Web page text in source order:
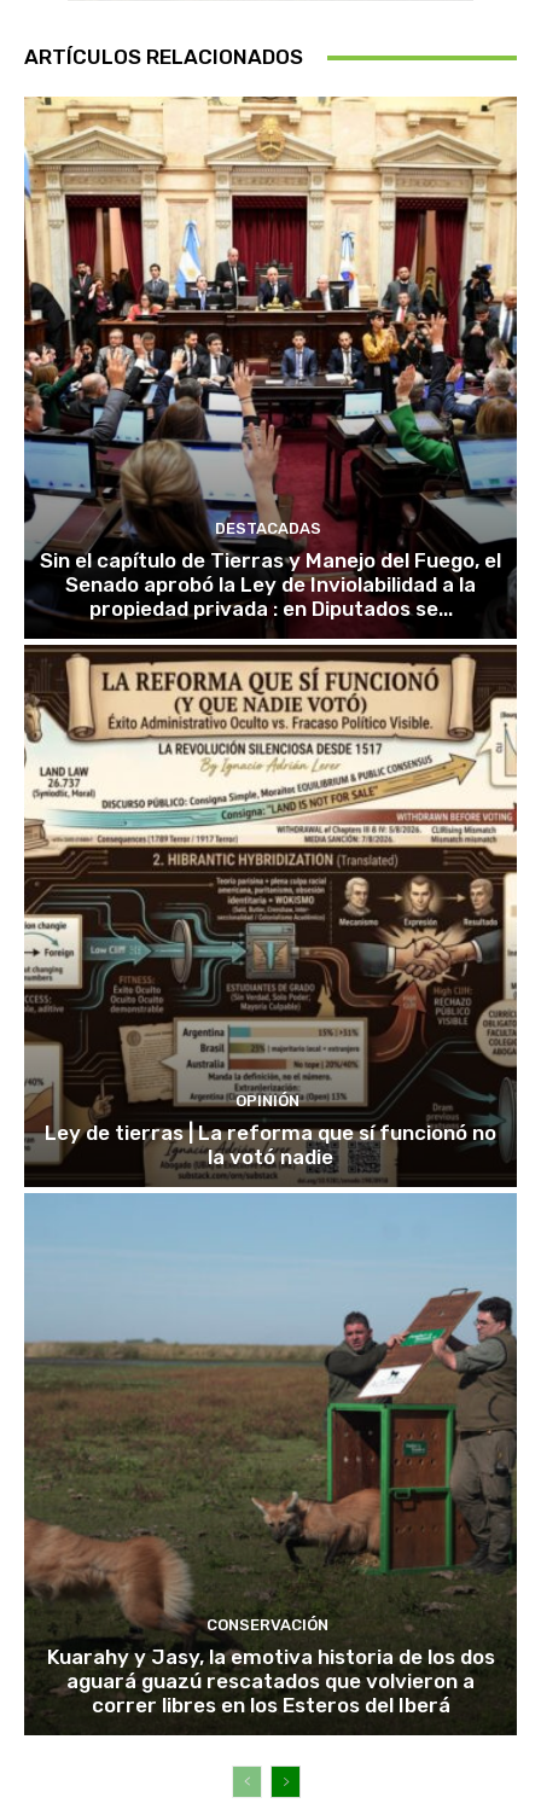
ARTÍCULOS RELACIONADOS
DESTACADAS
Sin el capítulo de Tierras y Manejo del Fuego, el
Senado aprobó la Ley de Inviolabilidad a la
propiedad privada : en Diputados se...
OPINIÓN
Ley de tierras | La reforma que sí funcionó no
la votó nadie
CONSERVACIÓN
Kuarahy y Jasy, la emotiva historia de los dos
aguará guazú rescatados que volvieron a
correr libres en los Esteros del Iberá